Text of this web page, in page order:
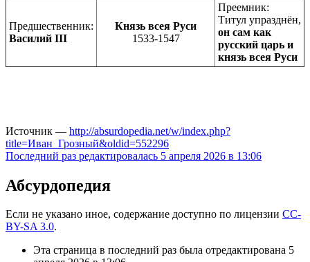
Предшественник:
Василий III
Князь всея Руси
1533-1547
Преемник:
Титул упразднён,
он сам как
русский царь и
князь всея Руси
Источник — http://absurdopedia.net/w/index.php?
title=Иван_Грозный&oldid=552296
Последний раз редактировалась 5 апреля 2026 в 13:06
Абсурдопедия
Если не указано иное, содержание доступно по лицензии CC-
BY-SA 3.0.
Эта страница в последний раз была отредактирована 5